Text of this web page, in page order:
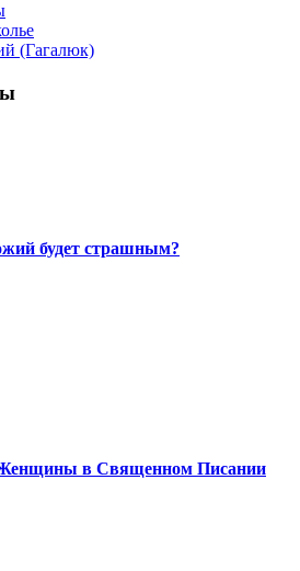
(Гагалюк)
будет страшным?
в Священном Писании